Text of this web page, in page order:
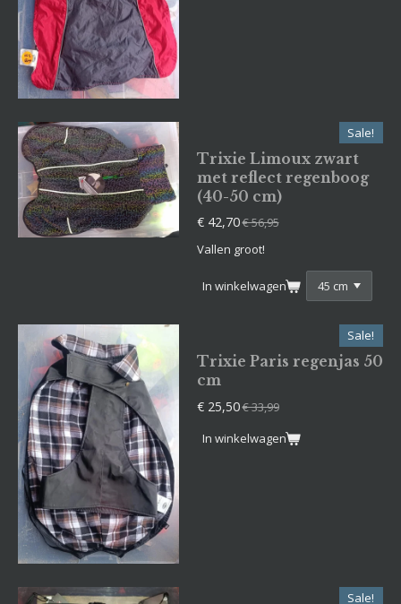
Sale!
Trixie Limoux zwart
met reflect regenboog
(40-50 cm)
€ 42,70€ 56,95
Vallen groot!
In winkelwagen
Sale!
Trixie Paris regenjas 50
cm
€ 25,50€ 33,99
In winkelwagen
Sale!